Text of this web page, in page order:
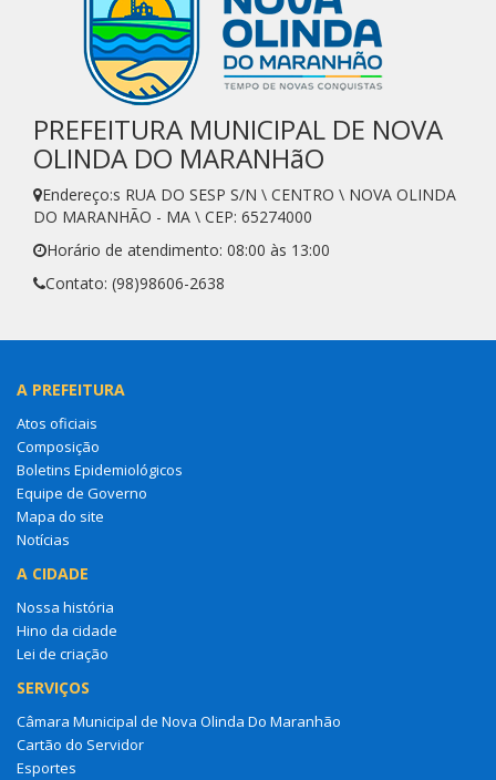
PREFEITURA MUNICIPAL DE NOVA
OLINDA DO MARANHãO
Endereço:s RUA DO SESP S/N \ CENTRO \ NOVA OLINDA
DO MARANHÃO - MA \ CEP: 65274000
Horário de atendimento: 08:00 às 13:00
Contato: (98)98606-2638
A PREFEITURA
Atos oficiais
Composição
Boletins Epidemiológicos
Equipe de Governo
Mapa do site
Notícias
A CIDADE
Nossa história
Hino da cidade
Lei de criação
SERVIÇOS
Câmara Municipal de Nova Olinda Do Maranhão
Cartão do Servidor
Esportes